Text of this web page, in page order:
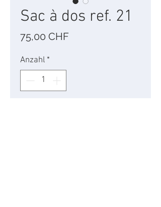
Sac à dos ref. 21
75,00 CHF
Anzahl *